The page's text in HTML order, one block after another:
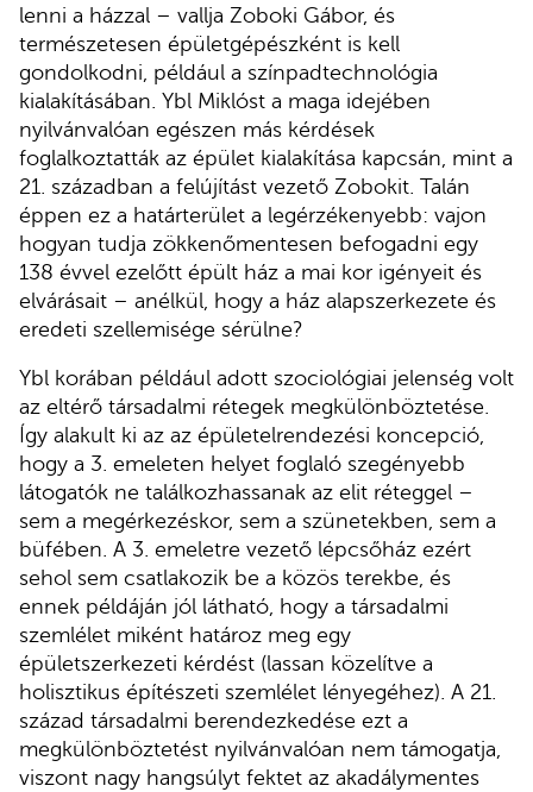
lenni a házzal – vallja Zoboki Gábor, és
természetesen épületgépészként is kell
gondolkodni, például a színpadtechnológia
kialakításában. Ybl Miklóst a maga idejében
nyilvánvalóan egészen más kérdések
foglalkoztatták az épület kialakítása kapcsán, mint a
21. században a felújítást vezető Zobokit. Talán
éppen ez a határterület a legérzékenyebb: vajon
hogyan tudja zökkenőmentesen befogadni egy
138 évvel ezelőtt épült ház a mai kor igényeit és
elvárásait – anélkül, hogy a ház alapszerkezete és
eredeti szellemisége sérülne?
Ybl korában például adott szociológiai jelenség volt
az eltérő társadalmi rétegek megkülönböztetése.
Így alakult ki az az épületelrendezési koncepció,
hogy a 3. emeleten helyet foglaló szegényebb
látogatók ne találkozhassanak az elit réteggel –
sem a megérkezéskor, sem a szünetekben, sem a
büfében. A 3. emeletre vezető lépcsőház ezért
sehol sem csatlakozik be a közös terekbe, és
ennek példáján jól látható, hogy a társadalmi
szemlélet miként határoz meg egy
épületszerkezeti kérdést (lassan közelítve a
holisztikus építészeti szemlélet lényegéhez). A 21.
század társadalmi berendezkedése ezt a
megkülönböztetést nyilvánvalóan nem támogatja,
viszont nagy hangsúlyt fektet az akadálymentes